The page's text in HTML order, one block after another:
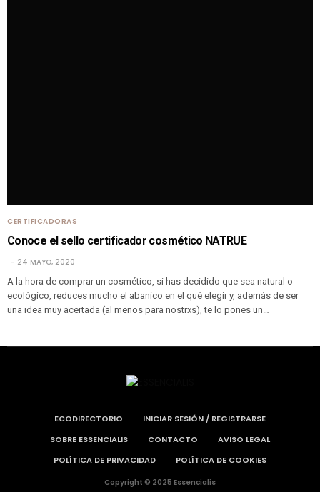
CERTIFICADORAS
Conoce el sello certificador cosmético NATRUE
24 MAYO, 2020
A la hora de comprar un cosmético, si has decidido que sea natural o
ecológico, reduces mucho el abanico en el qué elegir y, además de ser
una idea muy acertada (al menos para nostrxs), te lo pones un…
ECODIRECTORIO
INICIAR SESIÓN / REGISTRARSE
SOBRE ESSENCIALIS
CONTACTO
AVISO LEGAL
POLÍTICA DE PRIVACIDAD
POLÍTICA DE COOKIES
Copyright © 2025 Essencialis